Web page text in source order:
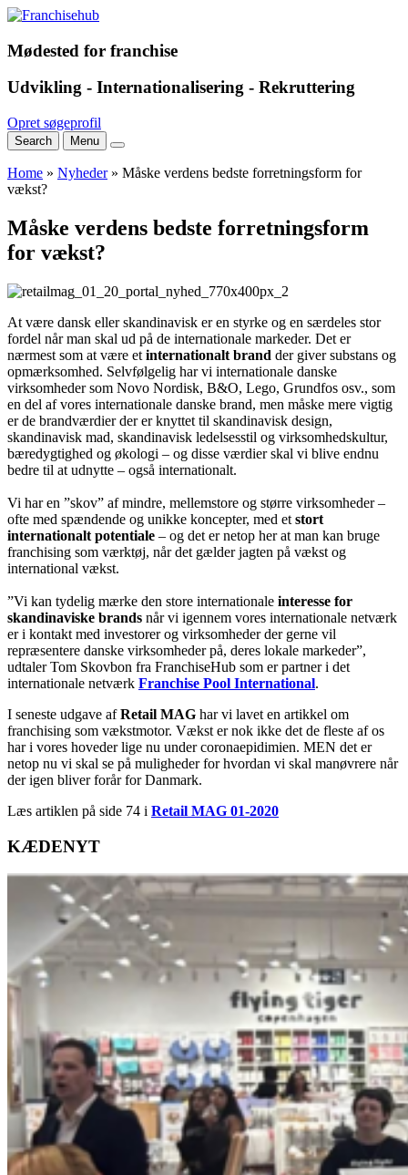
Mødested for franchise
Udvikling - Internationalisering - Rekruttering
Opret søgeprofil
Search Menu
Home » Nyheder» Måske verdens bedste forretningsform for
vækst?
Måske verdens bedste forretningsform
for vækst?
At være dansk eller skandinavisk er en styrke og en særdeles stor
fordel når man skal ud på de internationale markeder. Det er
nærmest som at være et internationalt brand der giver substans og
opmærksomhed. Selvfølgelig har vi internationale danske
virksomheder som Novo Nordisk, B&O, Lego, Grundfos osv., som
en del af vores internationale danske brand, men måske mere vigtig
er de brandværdier der er knyttet til skandinavisk design,
skandinavisk mad, skandinavisk ledelsesstil og virksomhedskultur,
bæredygtighed og økologi – og disse værdier skal vi blive endnu
bedre til at udnytte – også internationalt.
Vi har en ”skov” af mindre, mellemstore og større virksomheder –
ofte med spændende og unikke koncepter, med et stort
internationalt potentiale – og det er netop her at man kan bruge
franchising som værktøj, når det gælder jagten på vækst og
international vækst.
”Vi kan tydelig mærke den store internationale interesse for
skandinaviske brands når vi igennem vores internationale netværk
er i kontakt med investorer og virksomheder der gerne vil
repræsentere danske virksomheder på, deres lokale markeder”,
udtaler Tom Skovbon fra FranchiseHub som er partner i det
internationale netværk Franchise Pool International.
I seneste udgave afRetail MAG har vi lavet en artikkel om
franchising som vækstmotor. Vækst er nok ikke det de fleste af os
har i vores hoveder lige nu under coronaepidimien. MEN det er
netop nu vi skal se på muligheder for hvordan vi skal manøvrere når
der igen bliver forår for Danmark.
Læs artiklen på side 74 i Retail MAG 01-2020
KÆDENYT